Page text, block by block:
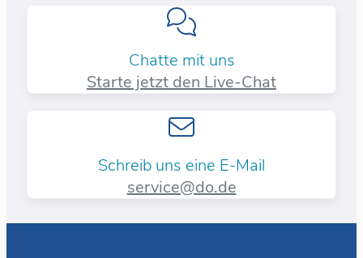
Chatte mit uns
Starte jetzt den Live-Chat
Schreib uns eine E-Mail
service@do.de